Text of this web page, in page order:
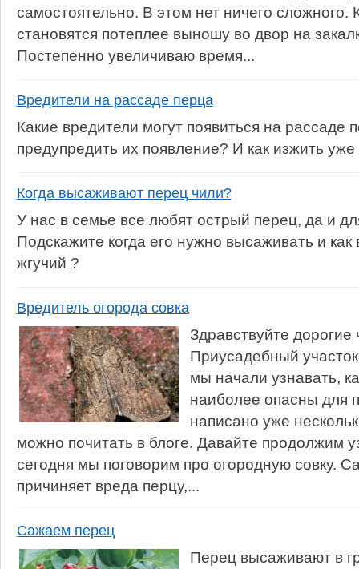
самостоятельно. В этом нет ничего сложного.
становятся потеплее выношу во двор на
Постепенно увеличиваю время...
Вредители на рассаде перца
Какие вредители могут появиться на рассаде
предупредить их появление? И как изжить
Когда высаживают перец чили?
У нас в семье все любят острый перец, да и
Подскажите когда его нужно высаживать и
жгучий ?
Вредитель огорода совка
Здравствуйте дорогие
Приусадебный
мы начали узнавать,
наиболее опасны для
написано уже
можно почитать в блоге. Давайте продолжим
сегодня мы поговорим про огородную совку.
причиняет вреда перцу,...
Сажаем перец
Перец высаживают в